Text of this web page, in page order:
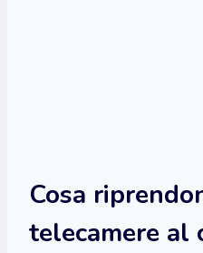
Cosa
telecamere al